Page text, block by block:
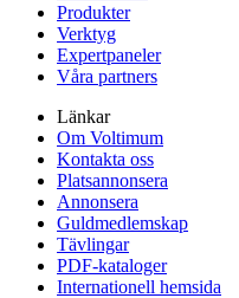
Produkter
Verktyg
Expertpaneler
Våra partners
Länkar
Om Voltimum
Kontakta oss
Platsannonsera
Annonsera
Guldmedlemskap
Tävlingar
PDF-kataloger
Internationell hemsida